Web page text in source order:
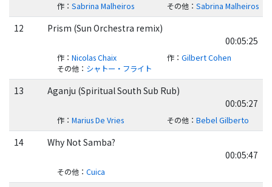
作： Sabrina Malheiros その他： Sabrina Malheiros
12
Prism (Sun Orchestra remix)
00:05:25
作： Nicolas Chaix 作： Gilbert Cohen
その他： シャトー・フライト
13
Aganju (Spiritual South Sub Rub)
00:05:27
作： Marius De Vries その他： Bebel Gilberto
14
Why Not Samba?
00:05:47
その他： Cuica